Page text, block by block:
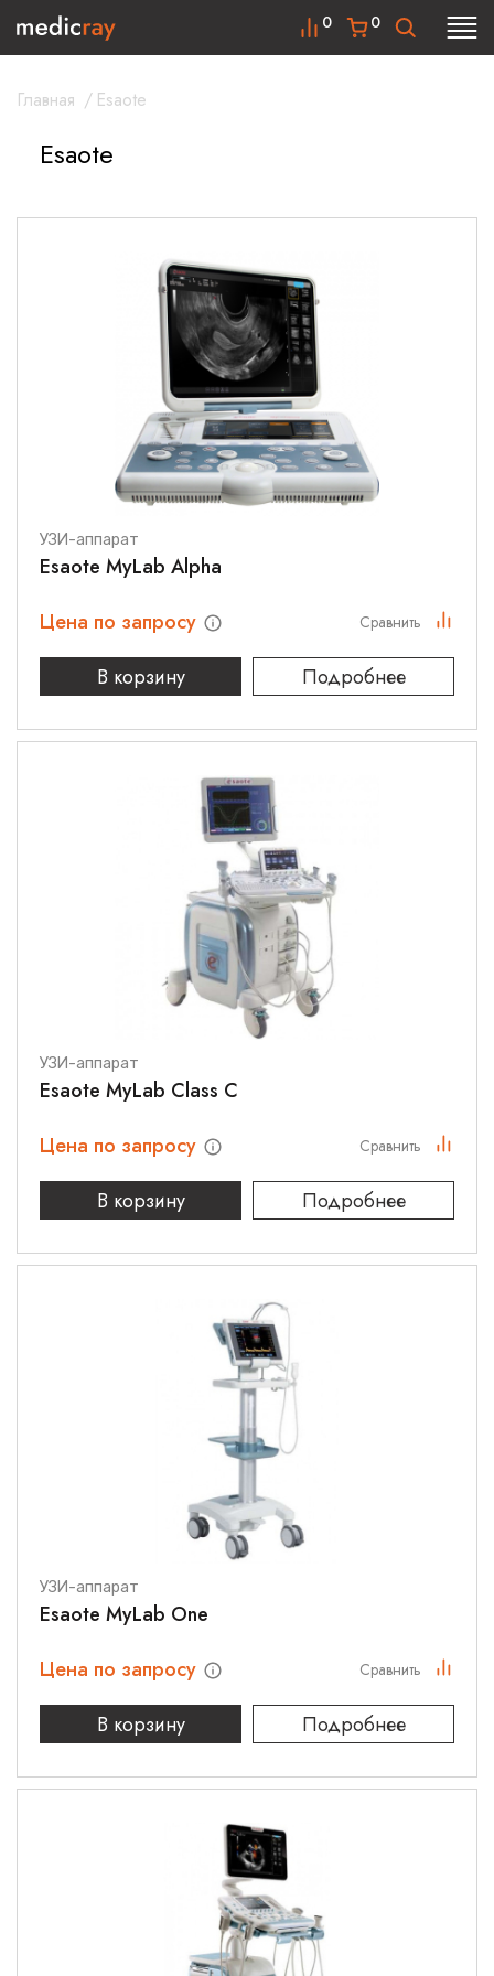
0
0
Главная / Esaote
Esaote
УЗИ-аппарат
Esaote MyLab Alpha
Цена по запросу
В корзину
Подробнее
Сравнить
УЗИ-аппарат
Esaote MyLab Class C
Цена по запросу
В корзину
Подробнее
Сравнить
УЗИ-аппарат
Esaote MyLab One
Цена по запросу
В корзину
Подробнее
Сравнить